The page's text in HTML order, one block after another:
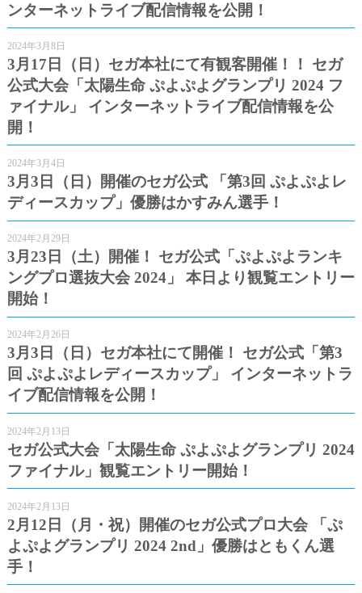
ンターネットライブ配信情報を公開！
2024年3月8日
3月17日（日）セガ本社にて有観客開催！！ セガ
公式大会「太陽生命 ぷよぷよグランプリ 2024 フ
ァイナル」 インターネットライブ配信情報を公
開！
2024年3月4日
3月3日（日）開催のセガ公式 「第3回 ぷよぷよレ
ディースカップ」優勝はかすみん選手！
2024年2月29日
3月23日（土）開催！ セガ公式「ぷよぷよランキ
ングプロ選抜大会 2024」 本日より観覧エントリー
開始！
2024年2月26日
3月3日（日）セガ本社にて開催！ セガ公式「第3
回 ぷよぷよレディースカップ」 インターネットラ
イブ配信情報を公開！
2024年2月13日
セガ公式大会「太陽生命 ぷよぷよグランプリ 2024
ファイナル」観覧エントリー開始！
2024年2月13日
2月12日（月・祝）開催のセガ公式プロ大会 「ぷ
よぷよグランプリ 2024 2nd」優勝はともくん選
手！